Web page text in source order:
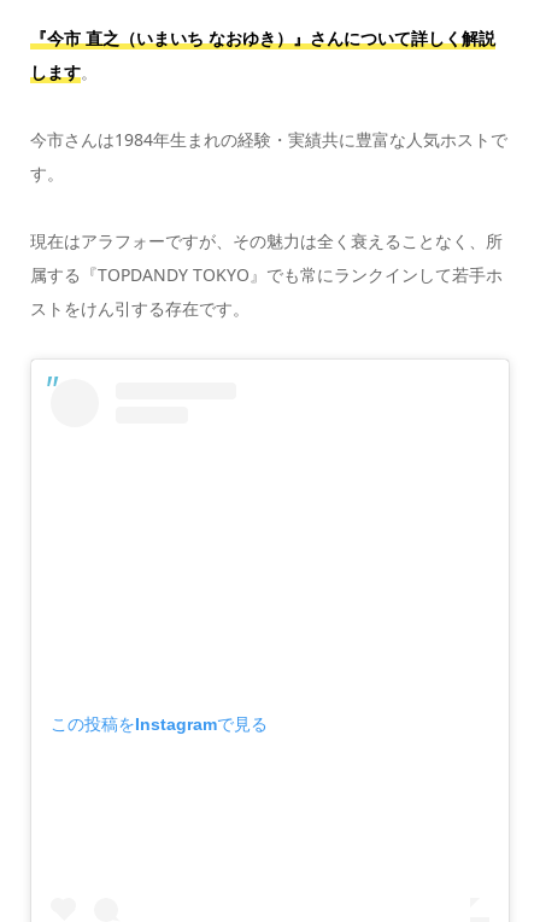
『今市 直之（いまいち なおゆき）』さんについて詳しく解説
します。
今市さんは1984年生まれの経験・実績共に豊富な人気ホストで
す。
現在はアラフォーですが、その魅力は全く衰えることなく、所
属する『TOPDANDY TOKYO』でも常にランクインして若手ホ
ストをけん引する存在です。
この投稿をInstagramで見る